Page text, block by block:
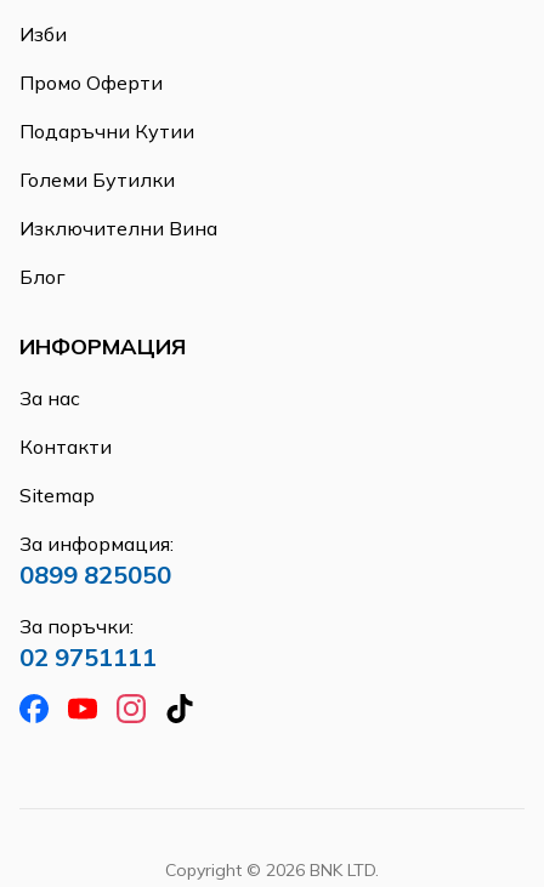
Изби
Промо Оферти
Подаръчни Кутии
Големи Бутилки
Изключителни Вина
Блог
ИНФОРМАЦИЯ
За нас
Контакти
Sitemap
За информация:
0899 825050
За поръчки:
02 9751111
Copyright © 2026 BNK LTD.